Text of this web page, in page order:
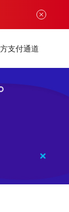
支付通道